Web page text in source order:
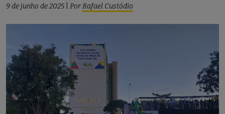
9 de junho de 2025 PorRafael Custódio